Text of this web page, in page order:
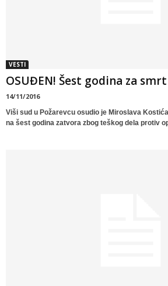
VESTI
OSUĐEN! Šest godina za
14/11/2016
Viši sud u Požarevcu osudio je Miroslava
na šest godina zatvora zbog teškog dela protiv